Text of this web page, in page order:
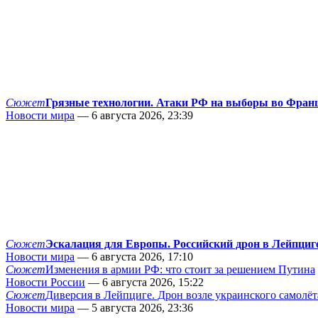
СюжетГрязные технологии. Атаки РФ на выборы во
Новости мира — 6 августа 2026, 23:39
СюжетЭскалация для Европы. Российский дрон в
Новости мира — 6 августа 2026, 17:10
СюжетИзменения в армии РФ: что стоит за решением Путина
Новости России — 6 августа 2026, 15:22
СюжетДиверсия в Лейпциге. Дрон возле украинского
Новости мира — 5 августа 2026, 23:36